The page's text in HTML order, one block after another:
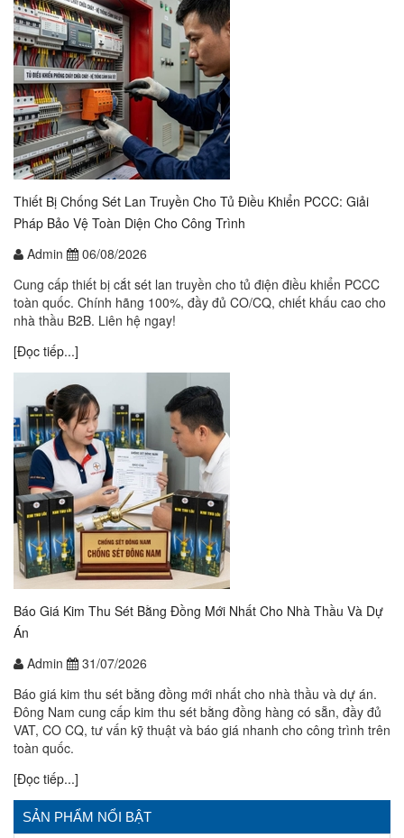
Thiết Bị Chống Sét Lan Truyền Cho Tủ Điều Khiển PCCC: Giải
Pháp Bảo Vệ Toàn Diện Cho Công Trình
Admin
06/08/2026
Cung cấp thiết bị cắt sét lan truyền cho tủ điện điều khiển PCCC
toàn quốc. Chính hãng 100%, đầy đủ CO/CQ, chiết khấu cao cho
nhà thầu B2B. Liên hệ ngay!
[Đọc tiếp...]
Báo Giá Kim Thu Sét Bằng Đồng Mới Nhất Cho Nhà Thầu Và Dự
Án
Admin
31/07/2026
Báo giá kim thu sét bằng đồng mới nhất cho nhà thầu và dự án.
Đông Nam cung cấp kim thu sét bằng đồng hàng có sẵn, đầy đủ
VAT, CO CQ, tư vấn kỹ thuật và báo giá nhanh cho công trình trên
toàn quốc.
[Đọc tiếp...]
SẢN PHẨM NỔI BẬT